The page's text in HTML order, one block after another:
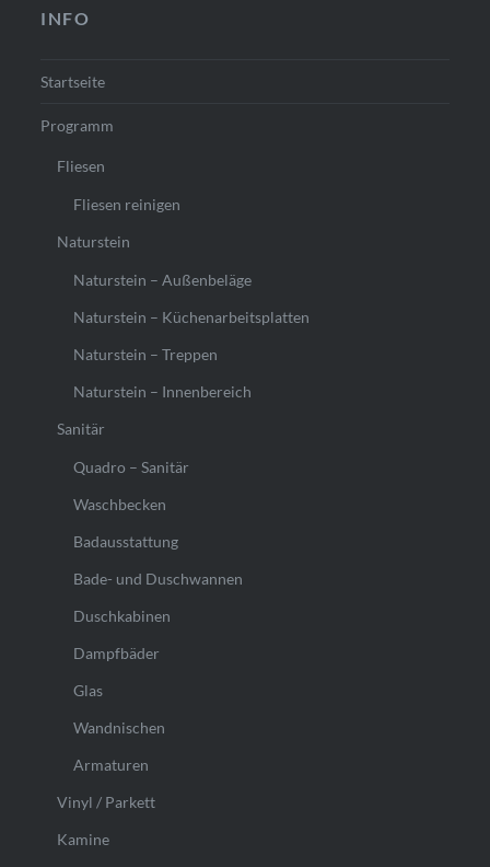
INFO
Startseite
Programm
Fliesen
Fliesen reinigen
Naturstein
Naturstein – Außenbeläge
Naturstein – Küchenarbeitsplatten
Naturstein – Treppen
Naturstein – Innenbereich
Sanitär
Quadro – Sanitär
Waschbecken
Badausstattung
Bade- und Duschwannen
Duschkabinen
Dampfbäder
Glas
Wandnischen
Armaturen
Vinyl / Parkett
Kamine